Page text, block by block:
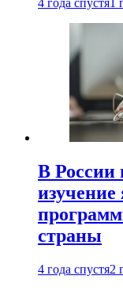
4 года спустя
В России
страны
4 года спустя2